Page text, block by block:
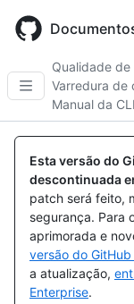
main
Qualidade
Varredura de
Manual da
Esta versão do
descontinuada
patch será feito,
segurança. Para
aprimorada e
versão do
a atualização,
Enterprise.